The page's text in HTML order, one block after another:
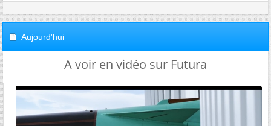
Aujourd'hui
A voir en vidéo sur Futura